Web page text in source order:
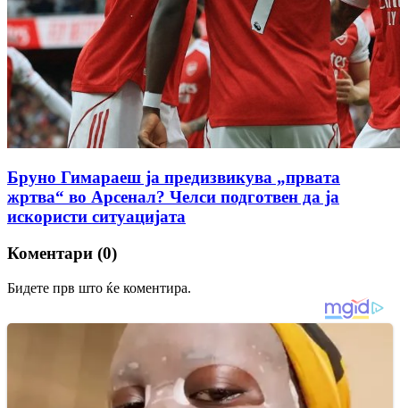
Бруно Гимараеш ја предизвикува „првата
жртва“ во Арсенал? Челси подготвен да ја
искористи ситуацијата
Коментари (0)
Бидете прв што ќе коментира.